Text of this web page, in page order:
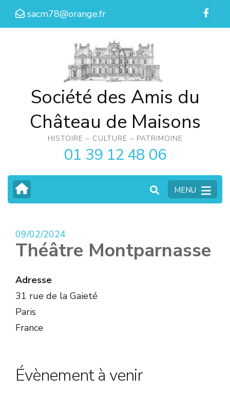
Aller
sacm78@orange.fr
Société des Amis du
Château de Maisons
HISTOIRE – CULTURE – PATRIMOINE
01 39 12 48 06
MENU
09/02/2024
Théâtre Montparnasse
Adresse
31 rue de la Gaieté
Paris
France
Évènement à venir